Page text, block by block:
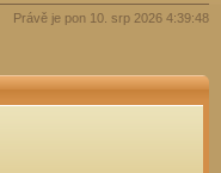
Právě je pon 10. srp 2026 4:39:48